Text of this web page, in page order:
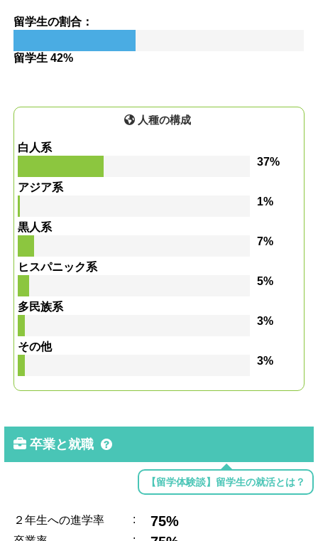
留学生の割合：
留学生 42%
人種の構成
白人系
37%
アジア系
1%
黒人系
7%
ヒスパニック系
5%
多民族系
3%
その他
3%
卒業と就職
【留学体験談】留学生の就活とは？
２年生への進学率 : 75%